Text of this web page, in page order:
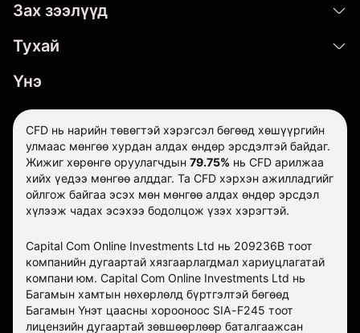
Зах зээлүүд
Тухай
Үнэ
CFD нь нарийн төвөгтэй хэрэгсэл бөгөөд хөшүүргийн
улмаас мөнгөө хурдан алдах өндөр эрсдэлтэй байдаг.
Жижиг хөрөнгө оруулагчдын 79.75% нь CFD арилжаа
хийх үедээ мөнгөө алддаг. Та CFD хэрхэн ажилладгийг
ойлгож байгаа эсэх мөн мөнгөө алдах өндөр эрсдэл
хүлээж чадах эсэхээ бодолцож үзэх хэрэгтэй.
Capital Com Online Investments Ltd нь 209236B тоот
компанийн дугаартай хязгаарлагдмал хариуцлагатай
компани юм. Capital Com Online Investments Ltd нь
Багамын хамтын нөхөрлөлд бүртгэлтэй бөгөөд
Багамын Үнэт цаасны хорооноос SIA-F245 тоот
лицензийн дугаартай зөвшөөрлөөр баталгаажсан